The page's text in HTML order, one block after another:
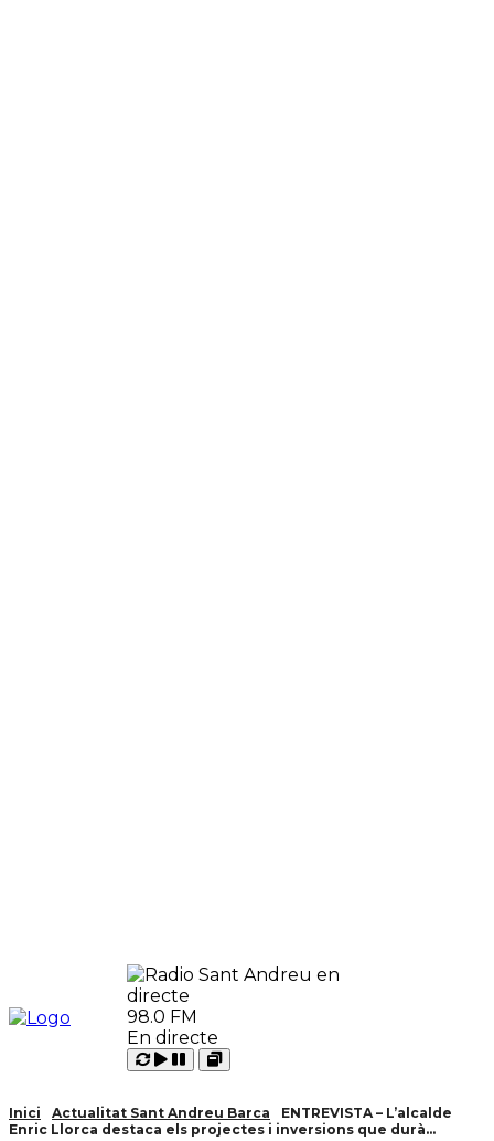
98.0 FM
En directe
Carregant
Reproduir
Pausar
Open
Inici Actualitat Sant Andreu Barca
ENTREVISTA – L’alcalde
Enric Llorca destaca els projectes i inversions que durà...